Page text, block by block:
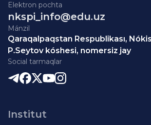
Elektron pochta
nkspi_info@edu.uz
Mánzil
Qaraqalpaqstan Respublikası, Nókis
P.Seytov kóshesi, nomersiz jay
Social tarmaqlar
Institut